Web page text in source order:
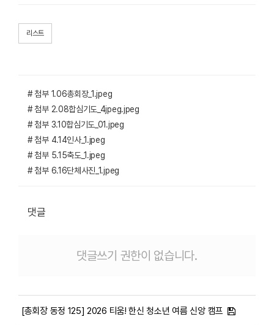
리스트
# 첨부 1.06총회장_1.jpeg
# 첨부 2.08합심기도_4jpeg.jpeg
# 첨부 3.10합심기도_01.jpeg
# 첨부 4.14인사_1.jpeg
# 첨부 5.15축도_1.jpeg
# 첨부 6.16단체사진_1.jpeg
댓글
댓글쓰기 권한이 없습니다.
[총회장 동정 125] 2026 티움! 한신 청소년 여름 신앙 캠프